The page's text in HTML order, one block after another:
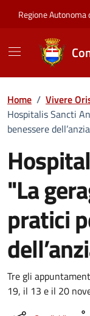
Regione Autonoma
Home / Vivere
Hospitalis Sancti
benessere
"La
pratici
Tre gli
19, il 13 e il 20